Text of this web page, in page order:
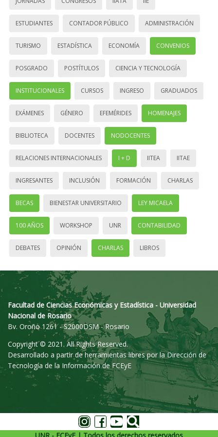
ESTUDIANTES CONTADOR PÚBLICO ADMINISTRACIÓN
TURISMO ESTADÍSTICA ECONOMÍA CONVENIOS
POSGRADO POSTÍTULOS CIENCIA Y TECNOLOGÍA
INSTITUCIONALES CURSOS INGRESO GRADUADOS
EXÁMENES GÉNERO EFEMÉRIDES HOMENAJES
BIBLIOTECA DOCENTES NODOCENTES
RELACIONES INTERNACIONALES I + D IITEA IITAE
INGRESANTES INCLUSIÓN FORMACIÓN CHARLAS
BECAS BIENESTAR UNIVERSITARIO LEY MICAELA
100 AÑOS WORKSHOP UNR CONTABILIDAD
DEBATES OPINIÓN CHARLAS LIBROS
Facultad de Ciencias Económicas y Estadística - Universidad
Nacional de Rosario
Bv. Oroño 1261 - S2000DSM - Rosario
Copyright © 2021. All Rights Reserved.
Desarrollado a partir de herramientas libres por la Dirección de
Tecnología de la Información de FCEyE